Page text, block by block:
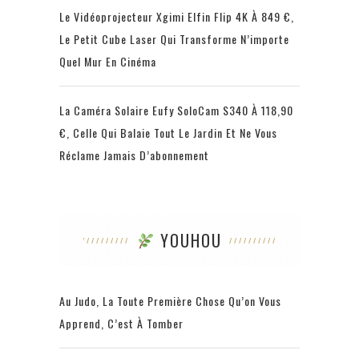
Le Vidéoprojecteur Xgimi Elfin Flip 4K À 849 €,
Le Petit Cube Laser Qui Transforme N’importe
Quel Mur En Cinéma
La Caméra Solaire Eufy SoloCam S340 À 118,90
€, Celle Qui Balaie Tout Le Jardin Et Ne Vous
Réclame Jamais D’abonnement
YOUHOU
Au Judo, La Toute Première Chose Qu’on Vous
Apprend, C’est À Tomber